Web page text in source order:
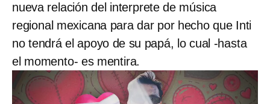
nueva relación del interprete de música
regional mexicana para dar por hecho que Inti
no tendrá el apoyo de su papá, lo cual -hasta
el momento- es mentira.